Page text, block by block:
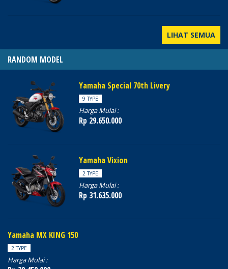
LIHAT SEMUA
RANDOM MODEL
Yamaha Special 70th Livery
9 TYPE
Harga Mulai :
Rp 29.650.000
Yamaha Vixion
2 TYPE
Harga Mulai :
Rp 31.635.000
Yamaha MX KING 150
2 TYPE
Harga Mulai :